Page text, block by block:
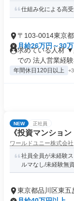
仕組み化による高
〒103-0014東京
月給26万円～30万
求めている人材 ▼
での 法人営業経験
年間休日120日以上
NEW 正社員
《投資マンショ
ワールドユニー株式会社
社員全員が未経験
ルマなし/未経験無
東京都品川区東五